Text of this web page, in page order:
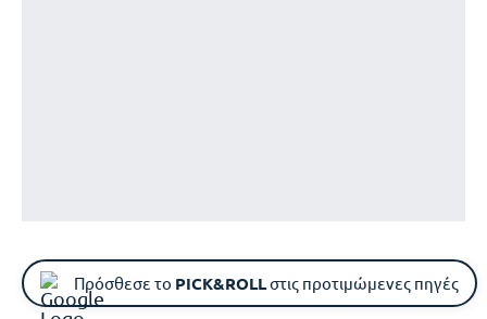
Πρόσθεσε το PICK&ROLLστις προτιμώμενες πηγές